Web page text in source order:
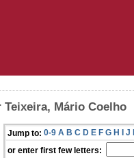
Mário Coelho
Jump to: 0-9 A B C D E F G H I J
or enter first few letters: